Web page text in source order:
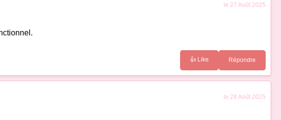
le 27 Août 2025
👍 Like Répondre
le 28 Août 2025